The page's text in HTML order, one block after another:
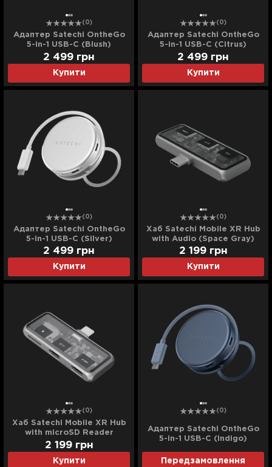
(0)
Адаптер Satechi OntheGo
5-in-1 USB-C (Blush)
Купити
2 499 грн
(0)
Адаптер Satechi OntheGo
5-in-1 USB-C (Citrus)
Купити
2 499 грн
(0)
Адаптер Satechi OntheGo
5-in-1 USB-C (Silver)
Купити
2 499 грн
(0)
Хаб Satechi Mobile XR Hub
with Audio (Space Gray)
(ST-HXRAJM)
Купити
2 199 грн
(0)
Хаб Satechi Mobile XR Hub
with microSD Reader
(Space Gray) (ST-HXRSDM)
Купити
2 199 грн
(0)
Адаптер Satechi OntheGo
5-in-1 USB-C (Indigo)
Передзамовлення